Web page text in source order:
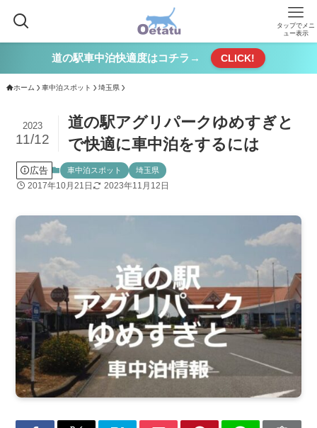
タップでメニ
ュー表示
道の駅車中泊快適度はコチラ→ CLICK!
ホーム 車中泊スポット 埼玉県
道の駅アグリパークゆめすぎと
で快適に車中泊をするには
2023
11/12
広告 車中泊スポット 埼玉県
2017年10月21日 2023年11月12日